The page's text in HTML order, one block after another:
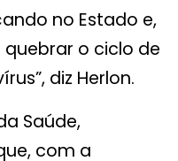
no Estado e,
o ciclo de
diz Herlon.
Saúde,
com a